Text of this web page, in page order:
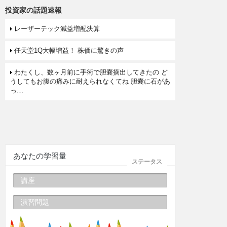
投資家の話題速報
レーザーテック減益増配決算
任天堂1Q大幅増益！ 株価に驚きの声
わたくし、数ヶ月前に手術で胆嚢摘出してきたの ど
うしてもお腹の痛みに耐えられなくてね 胆嚢に石があ
っ…
ステータス
あなたの学習量
講座
演習問題